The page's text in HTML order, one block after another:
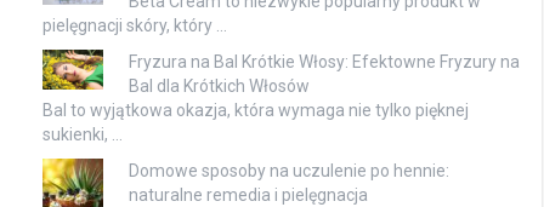
pielęgnacji skóry, który …
Fryzura na Bal Krótkie Włosy: Efektowne Fryzury na
Bal dla Krótkich Włosów
Bal to wyjątkowa okazja, która wymaga nie tylko pięknej
sukienki, …
Domowe sposoby na uczulenie po hennie:
naturalne remedia i pielęgnacja